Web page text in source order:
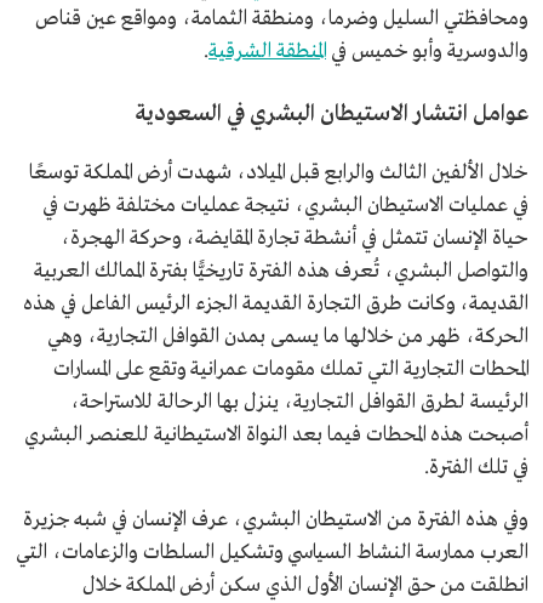
ومحافظتي السليل وضرما، ومنطقة الثمامة، ومواقع عين قناص
والدوسرية وأبو خميس في المنطقة الشرقية.
عوامل انتشار الاستيطان البشري في السعودية
خلال الألفين الثالث والرابع قبل الميلاد، شهدت أرض المملكة توسعًا
في عمليات الاستيطان البشري، نتيجة عمليات مختلفة ظهرت في
حياة الإنسان تتمثل في أنشطة تجارة المقايضة، وحركة الهجرة،
والتواصل البشري، تُعرف هذه الفترة تاريخيًّا بفترة الممالك العربية
القديمة، وكانت طرق التجارة القديمة الجزء الرئيس الفاعل في هذه
الحركة، ظهر من خلالها ما يسمى بمدن القوافل التجارية، وهي
المحطات التجارية التي تملك مقومات عمرانية وتقع على المسارات
الرئيسة لطرق القوافل التجارية، ينزل بها الرحالة للاستراحة،
أصبحت هذه المحطات فيما بعد النواة الاستيطانية للعنصر البشري
في تلك الفترة.
وفي هذه الفترة من الاستيطان البشري، عرف الإنسان في شبه جزيرة
العرب ممارسة النشاط السياسي وتشكيل السلطات والزعامات، التي
انطلقت من حق الإنسان الأول الذي سكن أرض المملكة خلال